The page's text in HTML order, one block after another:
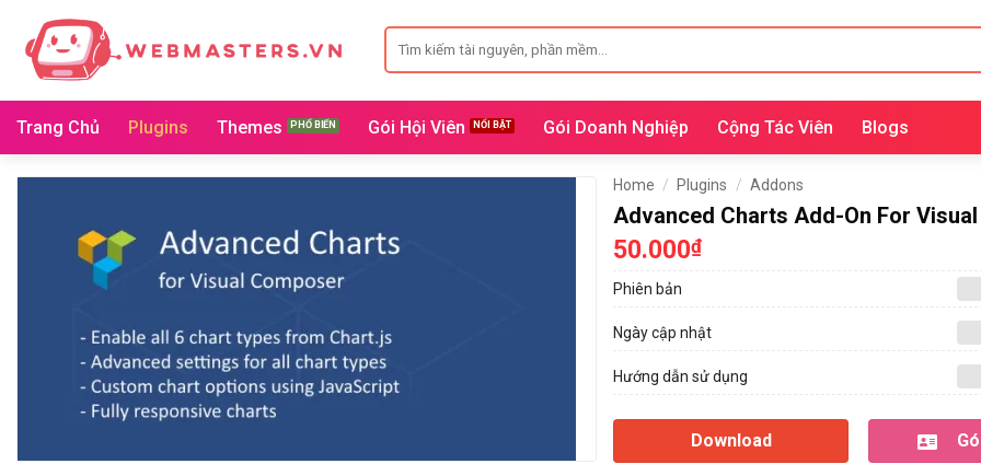
qua
dung
for:
Trang Chủ Plugins Themes Gói Hội Viên Gói Doanh Nghiệp Cộng Tác Viên Blogs
Home / Plugins / Addons
Advanced Charts Add-On For
50.000₫
Phiên bản
Ngày cập nhật
Hướng dẫn sử dụng
Download